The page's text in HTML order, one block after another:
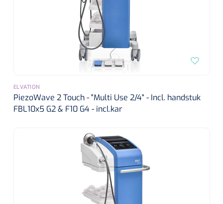
ELVATION
PiezoWave 2 Touch - "Multi Use 2/4" - Incl. handstuk
FBL10x5 G2 & F10 G4 - incl.kar